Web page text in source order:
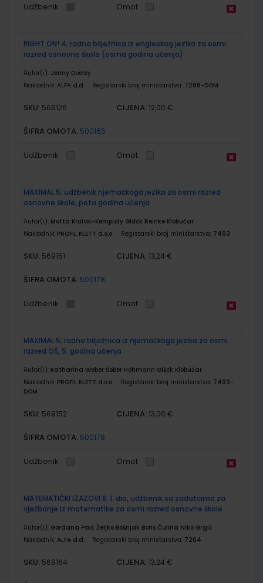
Udžbenik Omot
RIGHT ON! 4; radna bilježnica iz engleskog jezika za osmi
razred osnovne škole (osma godina učenja)
Autor(i): Jenny Dooley
Nakladnik: ALFA d.d. Registarski broj ministarstva: 7288-DOM
SKU: 569126 CIJENA: 12,00 €
ŠIFRA OMOTA: 500165
Udžbenik Omot
MAXIMAL 5; udžbenik njemačkoga jezika za osmi razred
osnovne škole, peta godina učenja
Autor(i): Motta Krulak-Kempisty Glđck Reinke Klobučar
Nakladnik: PROFIL KLETT d.o.o. Registarski broj ministarstva: 7493
SKU: 569151 CIJENA: 13,24 €
ŠIFRA OMOTA: 500178
Udžbenik Omot
MAXIMAL 5; radna bilježnica iz njemačkoga jezika za osmi
razred OŠ, 5. godina učenja
Autor(i): Katharina Weber Šober Hohmann Glšck Klobučar
Nakladnik: PROFIL KLETT d.o.o. Registarski broj ministarstva: 7493-
DOM
SKU: 569152 CIJENA: 13,00 €
ŠIFRA OMOTA: 500178
Udžbenik Omot
MATEMATIČKI IZAZOVI 8; 1. dio, udžbenik sa zadatcima za
vježbanje iz matematike za osmi razred osnovne škole
Autor(i): Gordana Paić Željko Bošnjak Boris Čulina Niko Grgić
Nakladnik: ALFA d.d. Registarski broj ministarstva: 7264
SKU: 569164 CIJENA: 13,24 €